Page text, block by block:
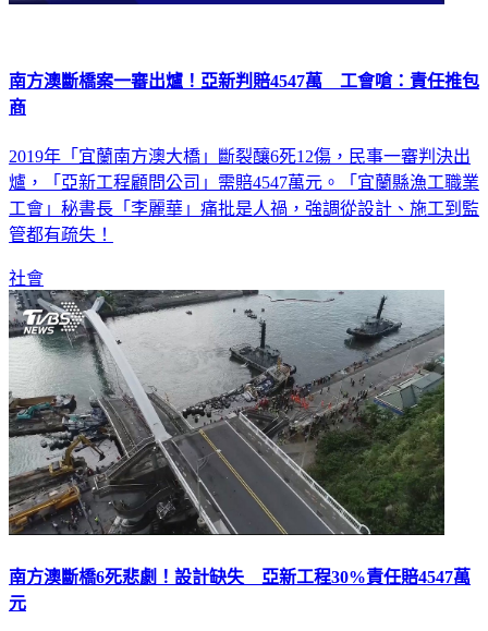
南方澳斷橋案一審出爐！亞新判賠4547萬 工會嗆：責任推包
商
2019年「宜蘭南方澳大橋」斷裂釀6死12傷，民事一審判決出
爐，「亞新工程顧問公司」需賠4547萬元。「宜蘭縣漁工職業
工會」秘書長「李麗華」痛批是人禍，強調從設計、施工到監
管都有疏失！
社會
南方澳斷橋6死悲劇！設計缺失 亞新工程30%責任賠4547萬
元